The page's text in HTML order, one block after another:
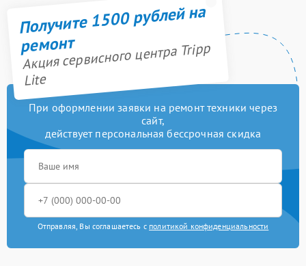
Получите 1500 рублей на
ремонт
Акция сервисного центра Tripp
Lite
При оформлении заявки на ремонт техники через
сайт,
действует персональная бессрочная скидка
Отправляя, Вы соглашаетесь с политикой конфиденциальности